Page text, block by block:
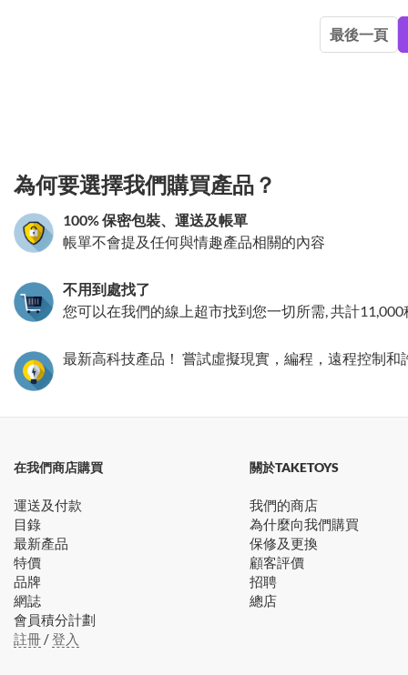
最後一頁
為何要選擇我們購買產品？
100% 保密包裝、運送及帳單
帳單不會提及任何與情趣產品相關的內容
不用到處找了
您可以在我們的線上超市找到您一切所需, 共計11,000
最新高科技產品！ 嘗試虛擬現實，編程，遠程控制
在我們商店購買
運送及付款
目錄
最新產品
特價
品牌
網誌
會員積分計劃
註冊/登入
關於TAKETOYS
我們的商店
為什麼向我們購買
保修及更換
顧客評價
招聘
總店